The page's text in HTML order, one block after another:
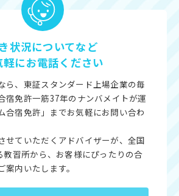
状況についてなど
軽にお電話ください
ら、東証スタンダード上場企業の毎
宿免許一筋37年のナンバメイトが運
合宿免許」までお気軽にお問い合わ
せていただくアドバイザーが、全国
教習所から、お客様にぴったりの合
内いたします。